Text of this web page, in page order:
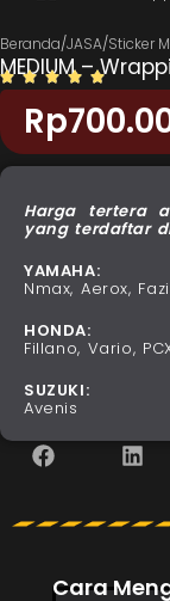
Beranda/JASA/Sticker
MEDIUM –
Rp
Harga tertera
yang terdaftar
YAMAHA:
Nmax, Aerox,
HONDA:
Fillano, Vario,
SUZUKI:
Avenis
Cara